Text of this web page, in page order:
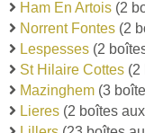
Ham En Artois (2
Norrent Fontes (2
Lespesses (2
St Hilaire Cottes (2
Mazinghem (3
Lieres (2 boîtes